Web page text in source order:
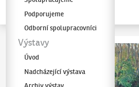
Galerie KODLPodporujeme
Odborní spolupracovníci
Výstavy
Úvod
Nadcházející výstava